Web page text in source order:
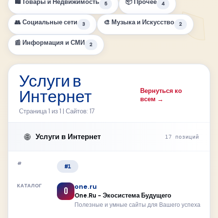
🛍 Товары и Недвижимость 5 📦 Прочее 4
👥 Социальные сети 3 🎨 Музыка и Искусство 2
📰 Информация и СМИ 2
Услуги в
Интернет
Страница 1 из 1 | Сайтов: 17
Вернуться ко
всем →
🌐 Услуги в Интернет 17 позиций
#1
O one.ru
One.Ru - Экосистема Будущего
Полезные и умные сайты для Вашего успеха